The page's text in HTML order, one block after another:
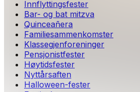
Innflyttingsfester
Bar- og bat mitzva
Quinceañera
Familiesammenkomster
Klassegjenforeninger
Pensjonistfester
Høytidsfester
Nyttårsaften
Halloween-fester